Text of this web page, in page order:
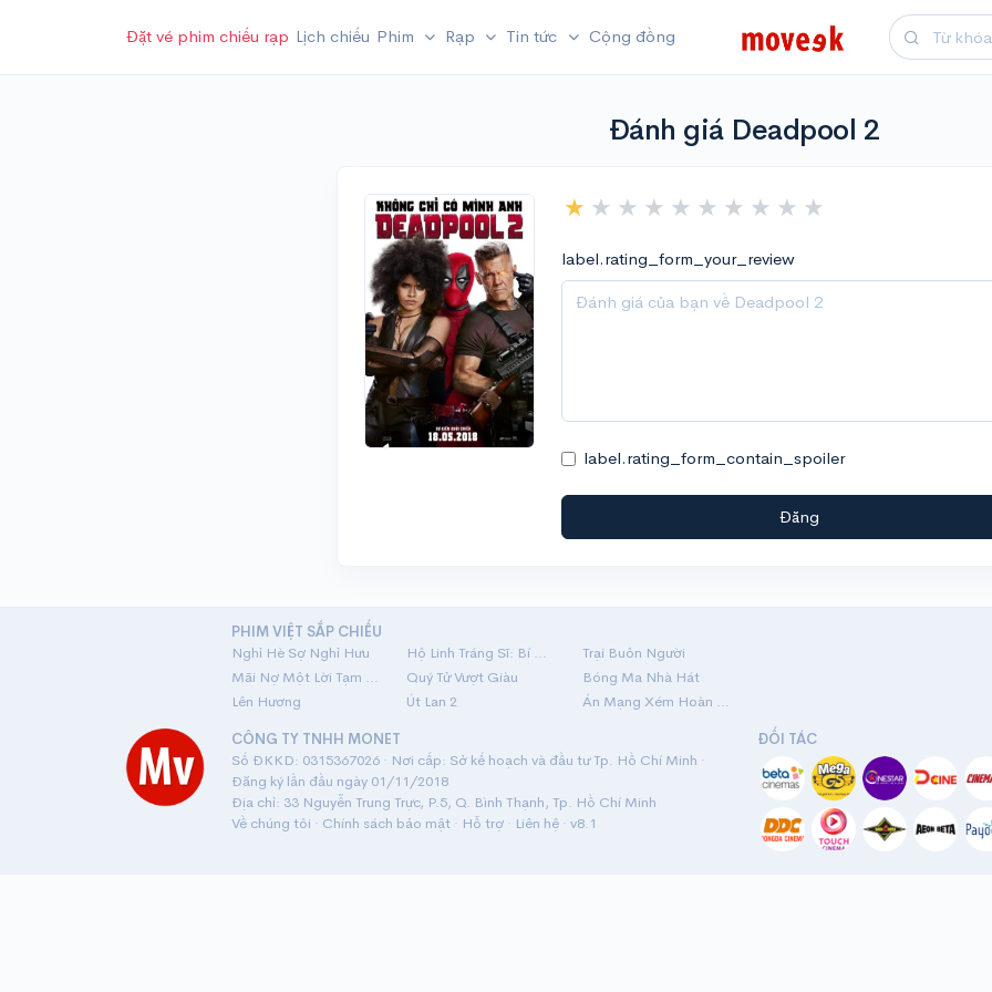
Đặt vé phim chiếu rạp Lịch chiếu Phim Rạp Tin tức Cộng đồng
Đánh giá Deadpool 2
label.rating_form_your_review
label.rating_form_contain_spoiler
Đăng
PHIM VIỆT SẮP CHIẾU
Nghỉ Hè Sợ Nghỉ Hưu
Hộ Linh Tráng Sĩ: Bí Ẩn Mộ Vua Đinh
Trại Buôn Người
Mãi Nợ Một Lời Tạm Biệt
Quý Tử Vượt Giàu
Bóng Ma Nhà Hát
Lên Hương
Út Lan 2
Án Mạng Xém Hoàn Hảo
CÔNG TY TNHH MONET
Số ĐKKD: 0315367026 · Nơi cấp: Sở kế hoạch và đầu tư Tp. Hồ Chí Minh ·
Đăng ký lần đầu ngày 01/11/2018
Địa chỉ: 33 Nguyễn Trung Trực, P.5, Q. Bình Thạnh, Tp. Hồ Chí Minh
Về chúng tôi · Chính sách bảo mật· Hỗ trợ· Liên hệ· v8.1
ĐỐI TÁC